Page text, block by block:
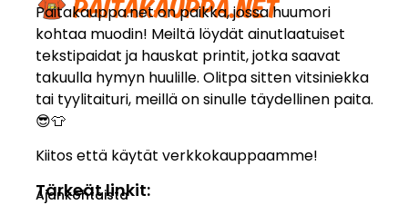
Paitakauppa.net on paikka, jossa huumori
kohtaa muodin! Meiltä löydät ainutlaatuiset
tekstipaidat ja hauskat printit, jotka saavat
takuulla hymyn huulille. Olitpa sitten vitsiniekka
tai tyylitaituri, meillä on sinulle täydellinen paita.
😎👕
Kiitos että käytät verkkokauppaamme!
Tärkeät linkit:
Ajankohtaista